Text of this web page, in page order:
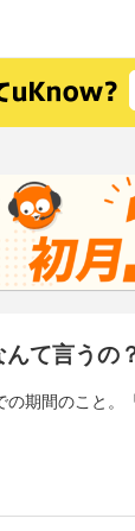
て言うの
の期間のこと